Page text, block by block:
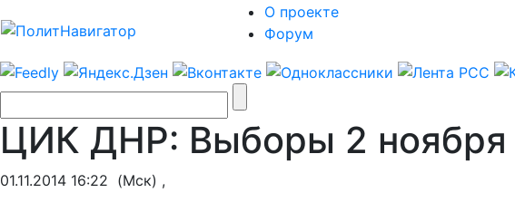
О проекте
Форум
ЦИК ДНР: Выборы 2 ноября
01.11.2014 16:22 (Мск) ,